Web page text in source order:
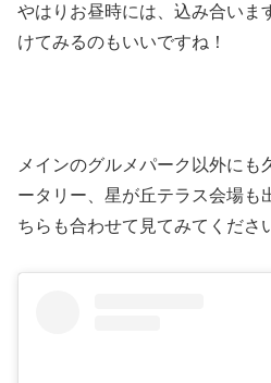
やはりお昼時には、込み合いま
けてみるのもいいですね！
メインのグルメパーク以外にも
ータリー、星が丘テラス会場も
ちらも合わせて見てみてくださ